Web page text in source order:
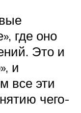
где оно
Это и
и
все эти
чего-